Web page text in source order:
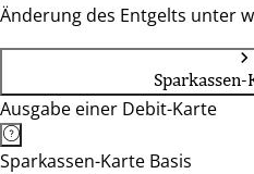
Änderung des Entgelts unter
Ausgabe einer Debit-Karte
Sparkassen-Karte Basis